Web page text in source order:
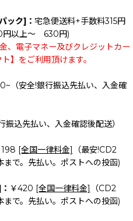
ック]： 宅急便送料+手数料315円
円以上～ 630円)
、電子マネー及びクレジットカー
】をご利用頂けます。
（安全!銀行振込先払い、入金確
振込先払い、入金確認後配送）
198 [全国一律料金]
（最安!CD2
で。先払い。ポストへの投函)
￥420 [全国一律料金]
（CD2
で。先払い。ポストへの投函)